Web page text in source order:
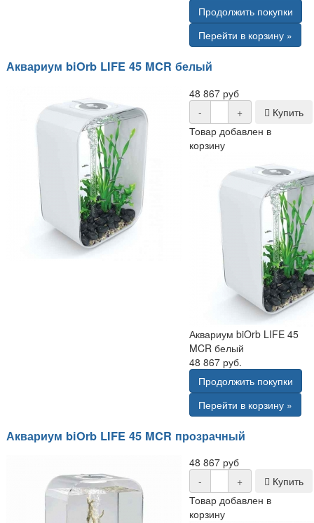
Продолжить покупки
Перейти в корзину »
Аквариум biOrb LIFE 45 MCR белый
48 867 руб
-
+
Купить
Товар добавлен в
корзину
Аквариум biOrb LIFE 45
MCR белый
48 867 руб.
Продолжить покупки
Перейти в корзину »
Аквариум biOrb LIFE 45 MCR прозрачный
48 867 руб
-
+
Купить
Товар добавлен в
корзину